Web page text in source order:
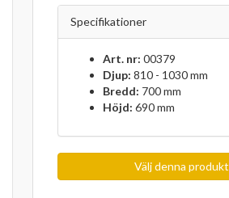
Specifikationer
Art. nr: 00379
Djup: 810 - 1030 mm
Bredd: 700 mm
Höjd: 690 mm
Välj denna produkt